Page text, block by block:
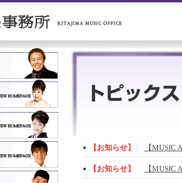
【お知らせ】 【MUSIC
【お知らせ】 【MUSIC